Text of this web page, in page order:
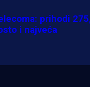
prihodi
i najveća